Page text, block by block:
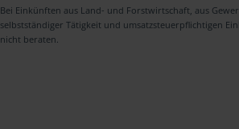
Bei Einkünften aus Land- und Forstwirtschaft, aus
selbstständiger Tätigkeit und umsatzsteuerpflichtigen
nicht beraten.